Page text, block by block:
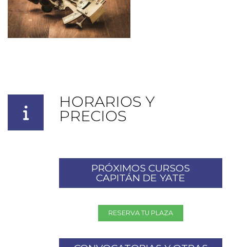
HORARIOS Y
PRECIOS
PRÓXIMOS CURSOS
CAPITÁN DE YATE
RESERVA TU PLAZA